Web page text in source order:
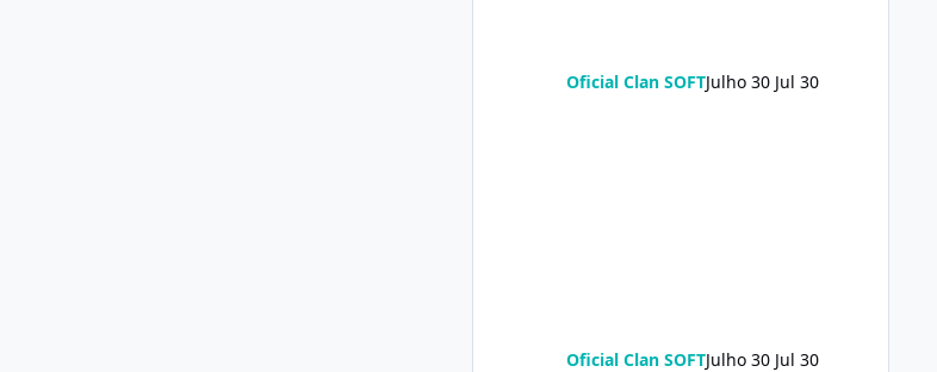
Oficial Clan SOFTJulho 30 Jul 30
Oficial Clan SOFTJulho 30 Jul 30